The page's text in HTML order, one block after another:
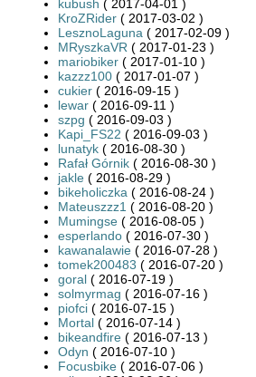
kubush ( 2017-04-01 )
KroZRider ( 2017-03-02 )
LesznoLaguna ( 2017-02-09 )
MRyszkaVR ( 2017-01-23 )
mariobiker ( 2017-01-10 )
kazzz100 ( 2017-01-07 )
cukier ( 2016-09-15 )
lewar ( 2016-09-11 )
szpg ( 2016-09-03 )
Kapi_FS22 ( 2016-09-03 )
lunatyk ( 2016-08-30 )
Rafał Górnik ( 2016-08-30 )
jakle ( 2016-08-29 )
bikeholiczka ( 2016-08-24 )
Mateuszzz1 ( 2016-08-20 )
Mumingse ( 2016-08-05 )
esperlando ( 2016-07-30 )
kawanalawie ( 2016-07-28 )
tomek200483 ( 2016-07-20 )
goral ( 2016-07-19 )
solmyrmag ( 2016-07-16 )
piofci ( 2016-07-15 )
Mortal ( 2016-07-14 )
bikeandfire ( 2016-07-13 )
Odyn ( 2016-07-10 )
Focusbike ( 2016-07-06 )